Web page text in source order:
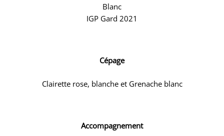
Blanc
IGP Gard 2021
Cépage
Clairette rose, blanche et Grenache blanc
Accompagnement